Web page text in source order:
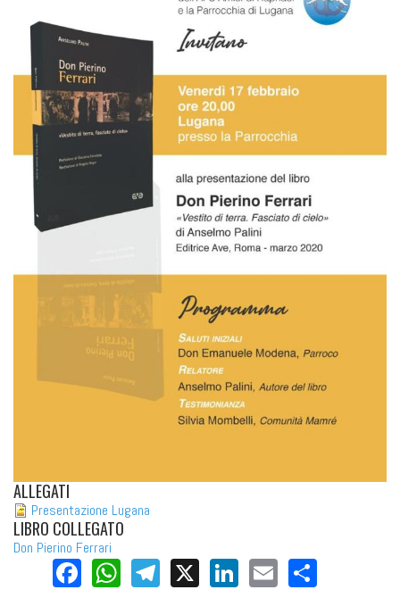
ALLEGATI
Presentazione Lugana
LIBRO COLLEGATO
Don Pierino Ferrari
Facebook
WhatsApp
Telegram
X LinkedIn
Email